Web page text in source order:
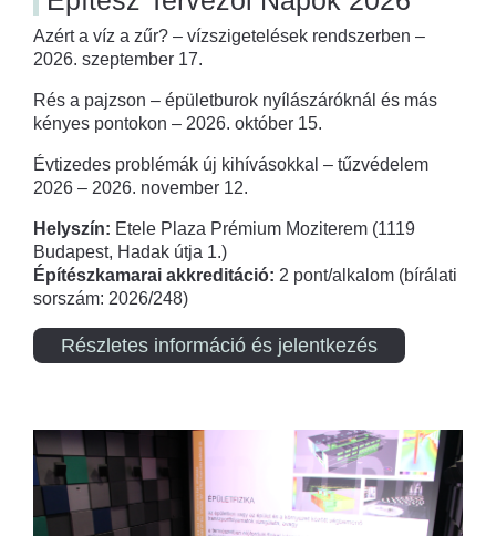
Azért a víz a zűr? – vízszigetelések rendszerben –
2026. szeptember 17.
Rés a pajzson – épületburok nyílászáróknál és más
kényes pontokon – 2026. október 15.
Évtizedes problémák új kihívásokkal – tűzvédelem
2026 – 2026. november 12.
Helyszín: Etele Plaza Prémium Moziterem (1119
Budapest, Hadak útja 1.)
Építészkamarai akkreditáció: 2 pont/alkalom (bírálati
sorszám: 2026/248)
Részletes információ és jelentkezés